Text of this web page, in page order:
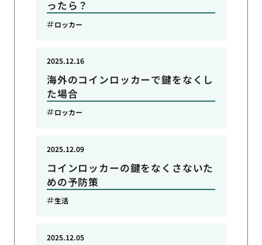
ったら？
ロッカー
海外のコインロッカーで鍵をなくし
た場合
2025.12.16
ロッカー
コインロッカーの鍵をなくさないた
めの予防策
2025.12.09
生活
2025.12.05